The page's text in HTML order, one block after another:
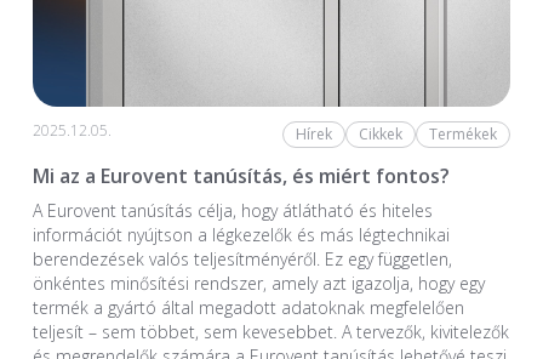
2025.12.05. Hírek Cikkek Termékek
Mi az a Eurovent tanúsítás, és miért fontos?
A Eurovent tanúsítás célja, hogy átlátható és hiteles
információt nyújtson a légkezelők és más légtechnikai
berendezések valós teljesítményéről. Ez egy független,
önkéntes minősítési rendszer, amely azt igazolja, hogy egy
termék a gyártó által megadott adatoknak megfelelően
teljesít – sem többet, sem kevesebbet. A tervezők, kivitelezők